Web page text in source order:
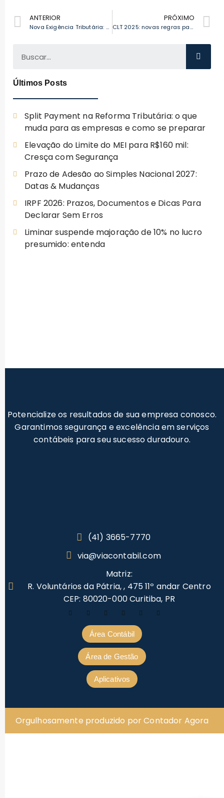
ANTERIOR
Nova Exigência Tributária: Escolha do Regime Já na Abertura do CNPJ – Saiba Mais
PRÓXIMO
CLT 2025: novas regras para o fracionamento de férias e impactos na gestão de pessoal
Últimos Posts
Split Payment na Reforma Tributária: o que
muda para as empresas e como se preparar
Elevação do Limite do MEI para R$160 mil:
Cresça com Segurança
Prazo de Adesão ao Simples Nacional 2027:
Datas & Mudanças
IRPF 2026: Prazos, Documentos e Dicas Para
Declarar Sem Erros
Liminar suspende majoração de 10% no lucro
presumido: entenda
Potencialize os resultados de sua empresa conosco.
Garantimos segurança e excelência em serviços
contábeis para seu sucesso duradouro.
(41) 3665-7770
via@viacontabil.com
Matriz:
R. Voluntários da Pátria, , 475 11º andar Centro
CEP: 80020-000 Curitiba, PR
Área Contábil
Área de Gestão
Aplicativos
Orgulhosamente produzido por Contador Agora